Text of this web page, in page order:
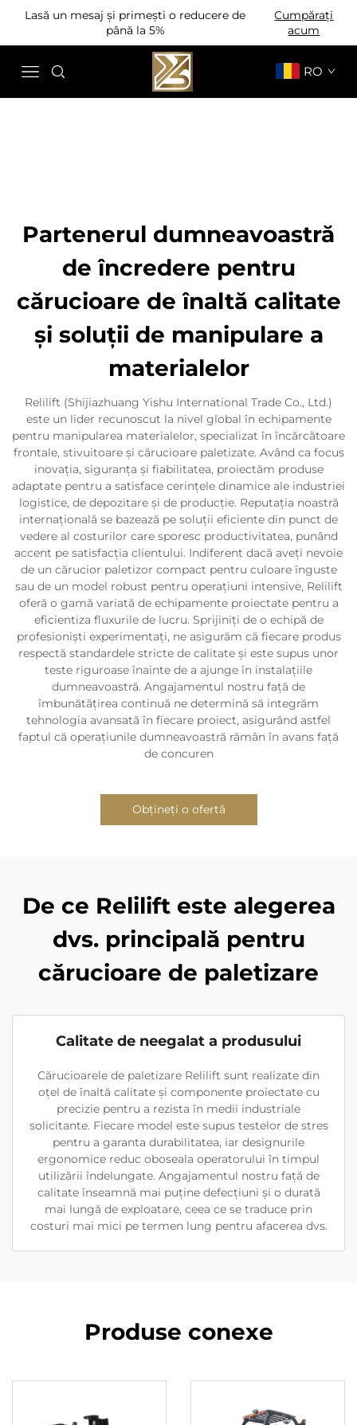
Lasă un mesaj și primești o reducere de
până la 5%
Cumpărați
acum
RO
Partenerul dumneavoastră
de încredere pentru
cărucioare de înaltă calitate
și soluții de manipulare a
materialelor
Relilift (Shijiazhuang Yishu International Trade Co., Ltd.)
este un lider recunoscut la nivel global în echipamente
pentru manipularea materialelor, specializat în încărcătoare
frontale, stivuitoare și cărucioare paletizate. Având ca focus
inovația, siguranța și fiabilitatea, proiectăm produse
adaptate pentru a satisface cerințele dinamice ale industriei
logistice, de depozitare și de producție. Reputația noastră
internațională se bazează pe soluții eficiente din punct de
vedere al costurilor care sporesc productivitatea, punând
accent pe satisfacția clientului. Indiferent dacă aveți nevoie
de un cărucior paletizor compact pentru culoare înguste
sau de un model robust pentru operațiuni intensive, Relilift
oferă o gamă variată de echipamente proiectate pentru a
eficientiza fluxurile de lucru. Sprijiniți de o echipă de
profesioniști experimentați, ne asigurăm că fiecare produs
respectă standardele stricte de calitate și este supus unor
teste riguroase înainte de a ajunge în instalațiile
dumneavoastră. Angajamentul nostru față de
îmbunătățirea continuă ne determină să integrăm
tehnologia avansată în fiecare proiect, asigurând astfel
faptul că operațiunile dumneavoastră rămân în avans față
de concuren
Obțineți o ofertă
De ce Relilift este alegerea
dvs. principală pentru
cărucioare de paletizare
Calitate de neegalat a produsului
Cărucioarele de paletizare Relilift sunt realizate din
oțel de înaltă calitate și componente proiectate cu
precizie pentru a rezista în medii industriale
solicitante. Fiecare model este supus testelor de stres
pentru a garanta durabilitatea, iar designurile
ergonomice reduc oboseala operatorului în timpul
utilizării îndelungate. Angajamentul nostru față de
calitate înseamnă mai puține defecțiuni și o durată
mai lungă de exploatare, ceea ce se traduce prin
costuri mai mici pe termen lung pentru afacerea dvs.
Produse conexe